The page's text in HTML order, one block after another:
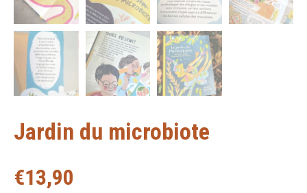
Jardin du microbiote
€13,90